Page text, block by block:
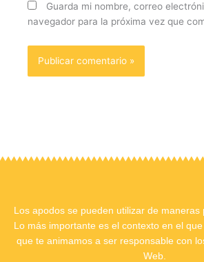
Guarda mi nombre, correo
navegador para la próxima vez que
Los apodos se pueden utilizar de maneras
Lo más importante es el contexto en el
que te animamos a ser responsable con
Web.